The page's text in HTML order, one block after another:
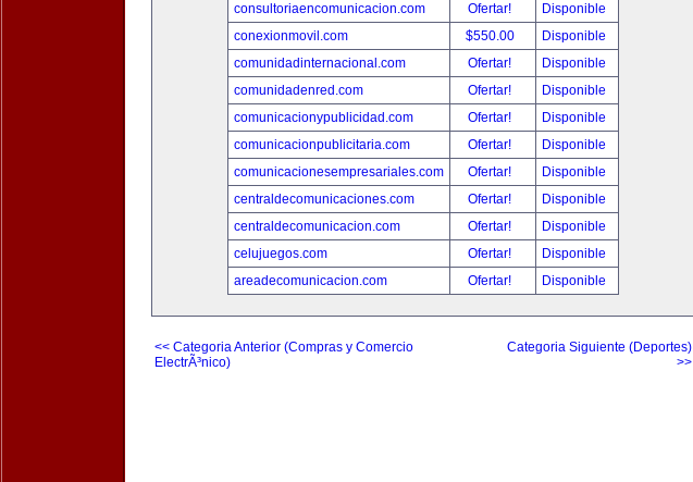
consultoriaencomunicacion.com
Ofertar!
Disponible
conexionmovil.com
$550.00
Disponible
comunidadinternacional.com
Ofertar!
Disponible
comunidadenred.com
Ofertar!
Disponible
comunicacionypublicidad.com
Ofertar!
Disponible
comunicacionpublicitaria.com
Ofertar!
Disponible
comunicacionesempresariales.com
Ofertar!
Disponible
centraldecomunicaciones.com
Ofertar!
Disponible
centraldecomunicacion.com
Ofertar!
Disponible
celujuegos.com
Ofertar!
Disponible
areadecomunicacion.com
Ofertar! Disponible
<< Categoria Anterior (Compras y Comercio
ElectrÃ³nico)
Categoria Siguiente (Deportes)
>>